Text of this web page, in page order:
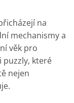
na
mechanismy a
věk pro
puzzly, které
nejen